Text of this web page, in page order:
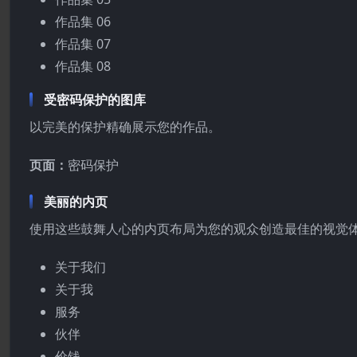
作品集 06
作品集 07
作品集 08
受密码保护的图库
以完美的保护精确展示您的作品。
页面： 密码保护
美丽的内页
使用这些鼓舞人心的内页布局为您的观众创造最佳的视觉
关于我们
关于我
服务
伙伴